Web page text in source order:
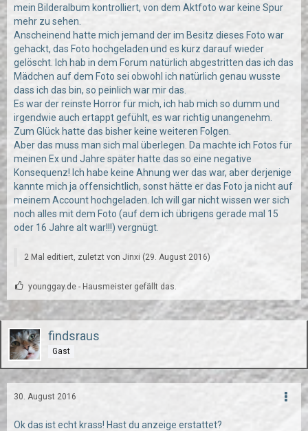
mein Bilderalbum kontrolliert, von dem Aktfoto war keine Spur
mehr zu sehen.
Anscheinend hatte mich jemand der im Besitz dieses Foto war
gehackt, das Foto hochgeladen und es kurz darauf wieder
gelöscht. Ich hab in dem Forum natürlich abgestritten das ich das
Mädchen auf dem Foto sei obwohl ich natürlich genau wusste
dass ich das bin, so peinlich war mir das.
Es war der reinste Horror für mich, ich hab mich so dumm und
irgendwie auch ertappt gefühlt, es war richtig unangenehm.
Zum Glück hatte das bisher keine weiteren Folgen.
Aber das muss man sich mal überlegen. Da machte ich Fotos für
meinen Ex und Jahre später hatte das so eine negative
Konsequenz! Ich habe keine Ahnung wer das war, aber derjenige
kannte mich ja offensichtlich, sonst hätte er das Foto ja nicht auf
meinem Account hochgeladen. Ich will gar nicht wissen wer sich
noch alles mit dem Foto (auf dem ich übrigens gerade mal 15
oder 16 Jahre alt war!!!) vergnügt.
2 Mal editiert, zuletzt von Jinxi (29. August 2016)
younggay.de - Hausmeister gefällt das.
findsraus
Gast
30. August 2016
Ok das ist echt krass! Hast du anzeige erstattet?